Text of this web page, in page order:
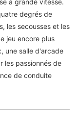
à grande vitesse.
degrés de
les secousses et les
jeu encore plus
une salle d'arcade
les passionnés de
de conduite